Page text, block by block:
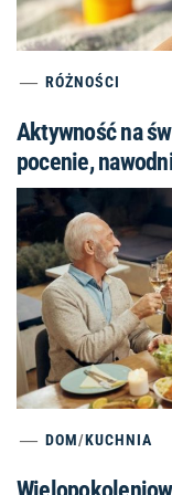
RÓŻNOŚCI
Aktywność na
pocenie,
DOM/KUCHNIA